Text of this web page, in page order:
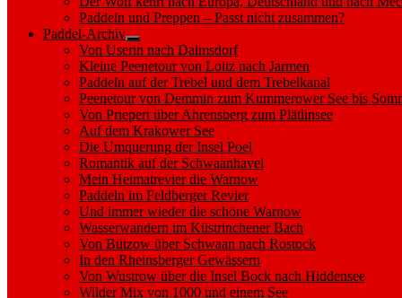
Paddeln und Preppen – Passt nicht zusammen?
Paddel-Archiv
Show
sub
menu
Von Userin nach Dalmsdorf
Kleine Peenetour von Loitz nach Jarmen
Paddeln auf der Trebel und dem Trebelkanal
Peenetour von Demmin zum Kummerower See bis
Von Priepert über Ahrensberg zum Plätlinsee
Auf dem Krakower See
Die Umquerung der Insel Poel
Romantik auf der Schwaanhavel
Mein Heimatrevier die Warnow
Paddeln im Feldberger Revier
Und immer wieder die schöne Warnow
Wasserwandern im Küstrinchener Bach
Von Bützow über Schwaan nach Rostock
In den Rheinsberger Gewässern
Von Wustrow über die Insel Bock nach Hiddensee
Wilder Mix von 1000 und einem See